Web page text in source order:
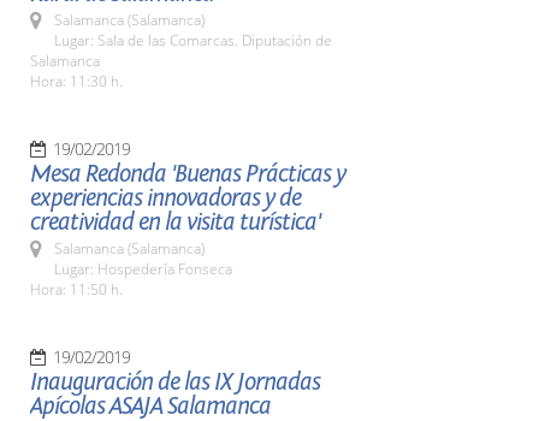
Salamanca (Salamanca)
Lugar: Sala de las Comarcas. Diputación de
Salamanca
Hora: 11:30 h.
19/02/2019
Mesa Redonda 'Buenas Prácticas y
experiencias innovadoras y de
creatividad en la visita turística'
Salamanca (Salamanca)
Lugar: Hospedería Fonseca
Hora: 11:50 h.
19/02/2019
Inauguración de las IX Jornadas
Apícolas ASAJA Salamanca